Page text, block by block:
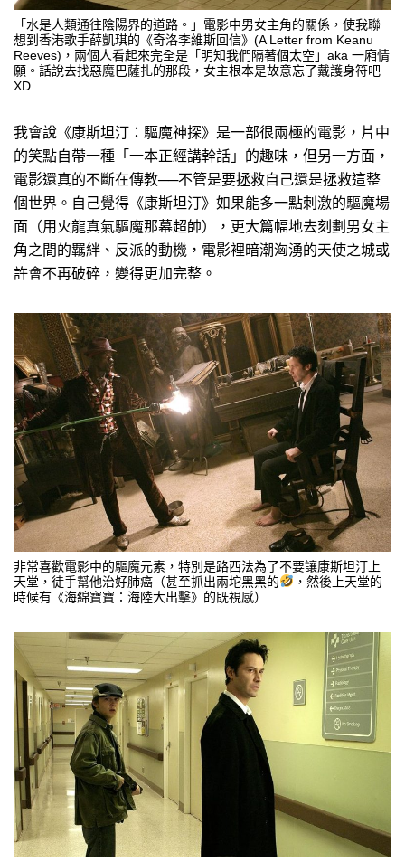
「水是人類通往陰陽界的道路。」電影中男女主角的關係，使我聯
想到香港歌手薛凱琪的《奇洛李維斯回信》(A Letter from Keanu
Reeves)，兩個人看起來完全是「明知我們隔著個太空」aka 一廂情
願。話說去找惡魔巴薩扎的那段，女主根本是故意忘了戴護身符吧
XD
我會說《康斯坦汀：驅魔神探》是一部很兩極的電影，片中
的笑點自帶一種「一本正經講幹話」的趣味，但另一方面，
電影還真的不斷在傳教──不管是要拯救自己還是拯救這整
個世界。自己覺得《康斯坦汀》如果能多一點刺激的驅魔場
面（用火龍真氣驅魔那幕超帥），更大篇幅地去刻劃男女主
角之間的羈絆、反派的動機，電影裡暗潮洶湧的天使之城或
許會不再破碎，變得更加完整。
非常喜歡電影中的驅魔元素，特別是路西法為了不要讓康斯坦汀上
天堂，徒手幫他治好肺癌（甚至抓出兩坨黑黑的
，然後上天堂的
時候有《海綿寶寶：海陸大出擊》的既視感）